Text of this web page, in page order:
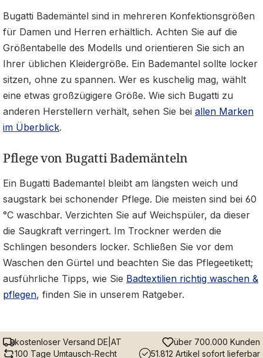
Bugatti Bademäntel sind in mehreren Konfektionsgrößen
für Damen und Herren erhältlich. Achten Sie auf die
Größentabelle des Modells und orientieren Sie sich an
Ihrer üblichen Kleidergröße. Ein Bademantel sollte locker
sitzen, ohne zu spannen. Wer es kuschelig mag, wählt
eine etwas großzügigere Größe. Wie sich Bugatti zu
anderen Herstellern verhält, sehen Sie bei allen Marken
im Überblick.
Pflege von Bugatti Bademänteln
Ein Bugatti Bademantel bleibt am längsten weich und
saugstark bei schonender Pflege. Die meisten sind bei 60
°C waschbar. Verzichten Sie auf Weichspüler, da dieser
die Saugkraft verringert. Im Trockner werden die
Schlingen besonders locker. Schließen Sie vor dem
Waschen den Gürtel und beachten Sie das Pflegeetikett;
ausführliche Tipps, wie Sie Badtextilien richtig waschen &
pflegen, finden Sie in unserem Ratgeber.
kostenloser Versand DE|AT
über 700.000 Kunden
100 Tage Umtausch-Recht
51.812 Artikel sofort lieferbar